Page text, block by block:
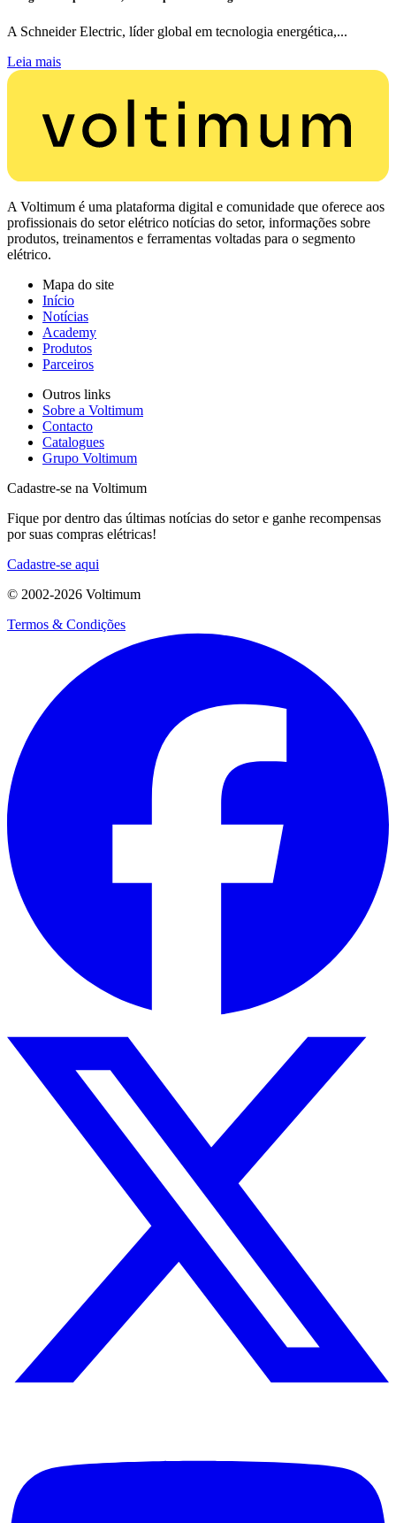
A Schneider Electric, líder global em tecnologia energética,...
Leia mais
A Voltimum é uma plataforma digital e comunidade que oferece aos
profissionais do setor elétrico notícias do setor, informações sobre
produtos, treinamentos e ferramentas voltadas para o segmento
elétrico.
Mapa do site
Início
Notícias
Academy
Produtos
Parceiros
Outros links
Sobre a Voltimum
Contacto
Catalogues
Grupo Voltimum
Cadastre-se na Voltimum
Fique por dentro das últimas notícias do setor e ganhe recompensas
por suas compras elétricas!
Cadastre-se aqui
© 2002-2026 Voltimum
Termos & Condições